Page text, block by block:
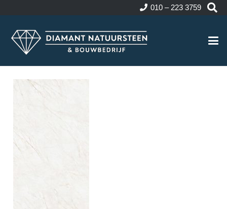
010 – 223 3759